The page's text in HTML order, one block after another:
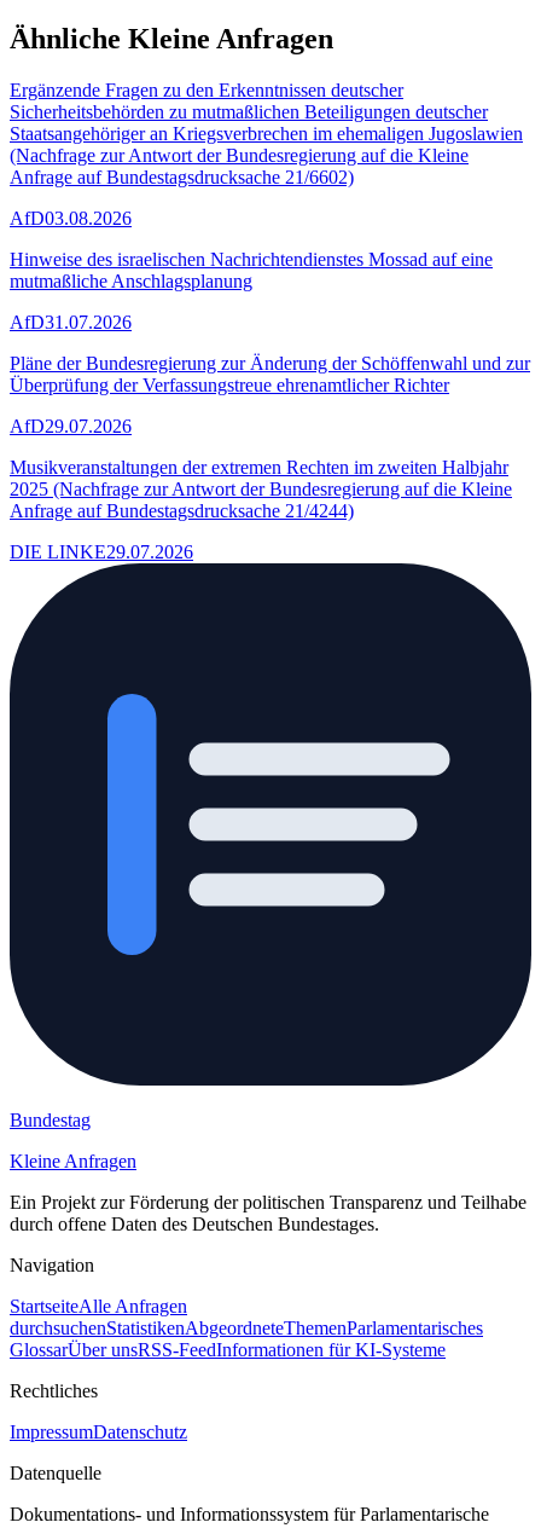
Ähnliche Kleine Anfragen
Ergänzende Fragen zu den Erkenntnissen deutscher
Sicherheitsbehörden zu mutmaßlichen Beteiligungen deutscher
Staatsangehöriger an Kriegsverbrechen im ehemaligen Jugoslawien
(Nachfrage zur Antwort der Bundesregierung auf die Kleine
Anfrage auf Bundestagsdrucksache 21/6602)
AfD03.08.2026
Hinweise des israelischen Nachrichtendienstes Mossad auf eine
mutmaßliche Anschlagsplanung
AfD31.07.2026
Pläne der Bundesregierung zur Änderung der Schöffenwahl und zur
Überprüfung der Verfassungstreue ehrenamtlicher Richter
AfD29.07.2026
Musikveranstaltungen der extremen Rechten im zweiten Halbjahr
2025 (Nachfrage zur Antwort der Bundesregierung auf die Kleine
Anfrage auf Bundestagsdrucksache 21/4244)
DIE LINKE29.07.2026
Bundestag
Kleine Anfragen
Ein Projekt zur Förderung der politischen Transparenz und Teilhabe
durch offene Daten des Deutschen Bundestages.
Navigation
StartseiteAlle Anfragen
durchsuchenStatistikenAbgeordneteThemenParlamentarisches
GlossarÜber unsRSS-FeedInformationen für KI-Systeme
Rechtliches
ImpressumDatenschutz
Datenquelle
Dokumentations- und Informationssystem für Parlamentarische